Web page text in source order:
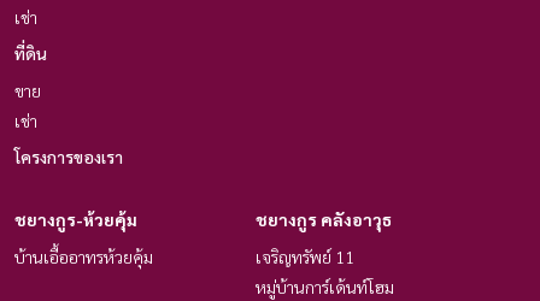
เช่า
ที่ดิน
ขาย
เช่า
โครงการของเรา
ชยางกูร-ห้วยคุ้ม
บ้านเอื้ออาทรห้วยคุ้ม
ชยางกูร คลังอาวุธ
เจริญทรัพย์ 11
หมู่บ้านการ์เด้น​ท์โฮม